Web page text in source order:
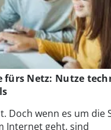
Netz: Nutze
Doch wenn es um die
Internet geht, sind